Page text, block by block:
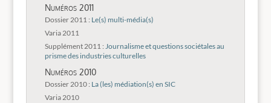
Numéros 2011
Dossier 2011 : Le(s) multi-média(s)
Varia 2011
Supplément 2011 : Journalisme et questions sociétales au
prisme des industries culturelles
Numéros 2010
Dossier 2010 : La (les) médiation(s) en SIC
Varia 2010